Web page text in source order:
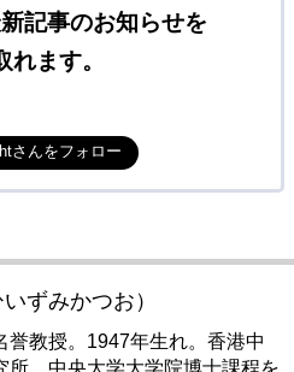
記事のお知らせを
れます。
さんをフォロー
ずみかつお）
誉教授。1947年生れ。香港中
所、中央大学大学院博士課程を